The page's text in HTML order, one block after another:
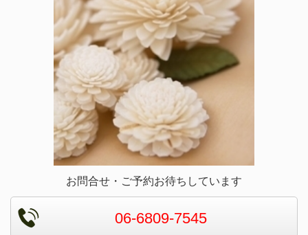
お問合せ・ご予約お待ちしています
06-6809-7545